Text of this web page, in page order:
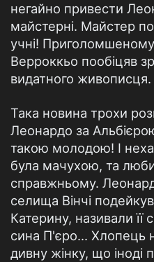
негайно привести
майстерні. Майстер
учні!
Верроккьо пообіцяв
видатного живописця.
Така новина трохи
Леонардо за
такою молодою! І
була мачухою, та
справжньому.
селища Вінчі
Катерину, називали
сина П'єро... Хлопець
дивну жінку, що іноді